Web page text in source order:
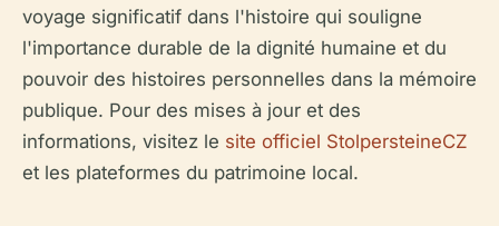
voyage significatif dans l'histoire qui souligne
l'importance durable de la dignité humaine et du
pouvoir des histoires personnelles dans la mémoire
publique. Pour des mises à jour et des
informations, visitez le site officiel StolpersteineCZ
et les plateformes du patrimoine local.